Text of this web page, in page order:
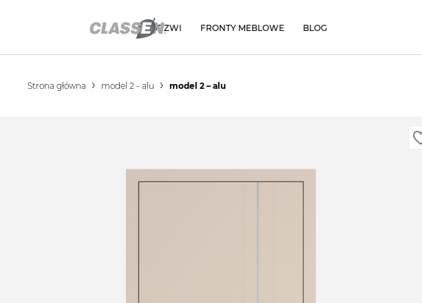
DRZWI FRONTY MEBLOWE BLOG
Strona główna model 2 - alu model 2 – alu